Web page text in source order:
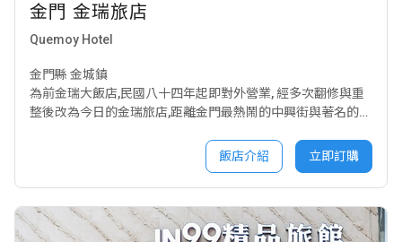
金門 金瑞旅店
Quemoy Hotel
金門縣 金城鎮
為前金瑞大飯店,民國八十四年起即對外營業, 經多次翻修與重
整後改為今日的金瑞旅店,距離金門最熱鬧的中興街與著名的模
飯店介紹 立即訂購